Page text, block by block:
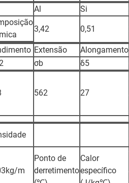
Al
Si
3,42 0,51
Extensão Alongamento
σb δ5
562 27
m
Ponto de
derretimento
Calor
específico